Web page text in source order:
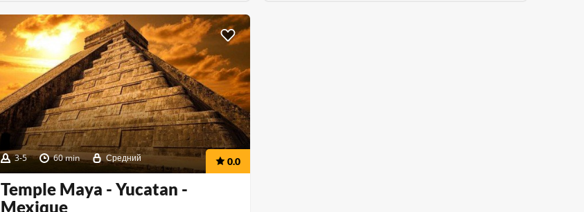
3-5 60 min Средний 0.0
Temple Maya - Yucatan -
Mexique